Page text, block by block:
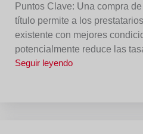
Puntos Clave: Una compra
título permite a los
existente con mejores
potencialmente reduce las
Seguir leyendo